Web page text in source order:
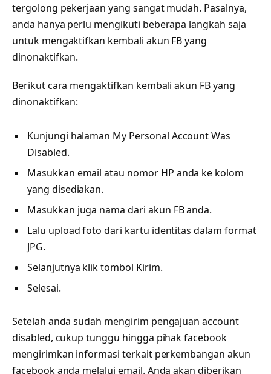
tergolong pekerjaan yang sangat mudah. Pasalnya,
anda hanya perlu mengikuti beberapa langkah saja
untuk mengaktifkan kembali akun FB yang
dinonaktifkan.
Berikut cara mengaktifkan kembali akun FB yang
dinonaktifkan:
Kunjungi halaman My Personal Account Was
Disabled.
Masukkan email atau nomor HP anda ke kolom
yang disediakan.
Masukkan juga nama dari akun FB anda.
Lalu upload foto dari kartu identitas dalam format
JPG.
Selanjutnya klik tombol Kirim.
Selesai.
Setelah anda sudah mengirim pengajuan account
disabled, cukup tunggu hingga pihak facebook
mengirimkan informasi terkait perkembangan akun
facebook anda melalui email. Anda akan diberikan